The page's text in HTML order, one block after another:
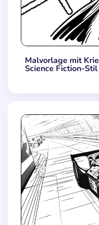
Malvorlage mit
Science Fiction-Stil